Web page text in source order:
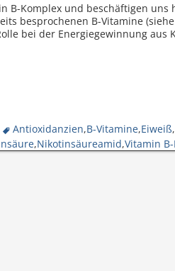
B-Komplex und beschäftigen uns
besprochenen B-Vitamine
bei der Energiegewinnung aus
Antioxidanzien,B-Vitamine,Eiweiß,
,Nikotinsäureamid,Vitamin